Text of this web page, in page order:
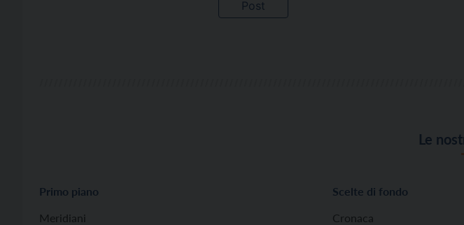
Le
Primo piano
Meridiani
Scelte di fondo
Cronaca